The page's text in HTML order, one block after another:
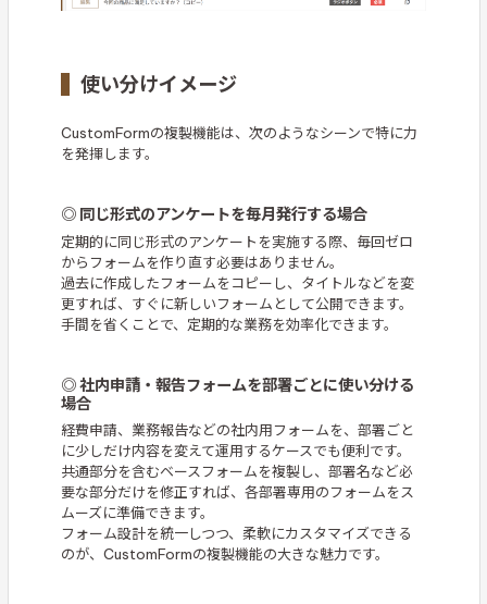
使い分けイメージ
CustomFormの複製機能は、次のようなシーンで特に力
を発揮します。
◎ 同じ形式のアンケートを毎月発行する場合
定期的に同じ形式のアンケートを実施する際、毎回ゼロ
からフォームを作り直す必要はありません。
過去に作成したフォームをコピーし、タイトルなどを変
更すれば、すぐに新しいフォームとして公開できます。
手間を省くことで、定期的な業務を効率化できます。
◎ 社内申請・報告フォームを部署ごとに使い分ける
場合
経費申請、業務報告などの社内用フォームを、部署ごと
に少しだけ内容を変えて運用するケースでも便利です。
共通部分を含むベースフォームを複製し、部署名など必
要な部分だけを修正すれば、各部署専用のフォームをス
ムーズに準備できます。
フォーム設計を統一しつつ、柔軟にカスタマイズできる
のが、CustomFormの複製機能の大きな魅力です。